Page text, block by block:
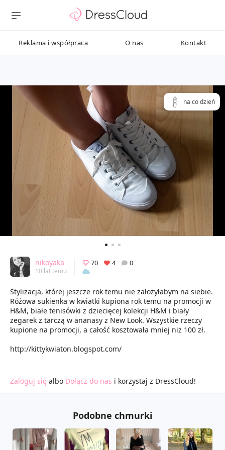
Reklama i współpraca O nas Kontakt
na co dzień
nikoyaka
10 lat temu
70 4 0
Stylizacja, której jeszcze rok temu nie założyłabym na siebie.
Różowa sukienka w kwiatki kupiona rok temu na promocji w
H&M, białe tenisówki z dziecięcej kolekcji H&M i biały
zegarek z tarczą w ananasy z New Look. Wszystkie rzeczy
kupione na promocji, a całość kosztowała mniej niż 100 zł.
http://kittykwiaton.blogspot.com/
Zaloguj się albo Dołącz do nas i korzystaj z DressCloud!
Podobne chmurki